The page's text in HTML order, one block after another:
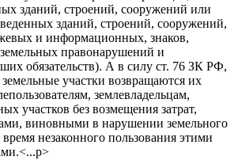
зданий, строений, сооружений или
зданий, строений, сооружений,
и информационных, знаков,
правонарушений и
обязательств). А в силу ст. 76 ЗК РФ,
участки возвращаются их
землевладельцам,
участков без возмещения затрат,
виновными в нарушении земельного
время незаконного пользования этими